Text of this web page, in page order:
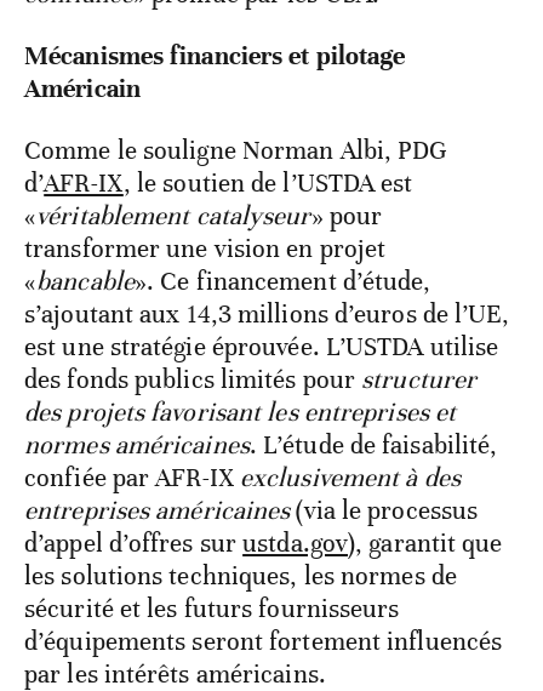
Mécanismes financiers et pilotage
Américain
Comme le souligne Norman Albi, PDG
d’AFR-IX, le soutien de l’USTDA est
«véritablement catalyseur» pour
transformer une vision en projet
«bancable». Ce financement d’étude,
s’ajoutant aux 14,3 millions d’euros de l’UE,
est une stratégie éprouvée. L’USTDA utilise
des fonds publics limités pour structurer
des projets favorisant les entreprises et
normes américaines. L’étude de faisabilité,
confiée par AFR-IX exclusivement à des
entreprises américaines(via le processus
d’appel d’offres surustda.gov), garantit que
les solutions techniques, les normes de
sécurité et les futurs fournisseurs
d’équipements seront fortement influencés
par les intérêts américains.